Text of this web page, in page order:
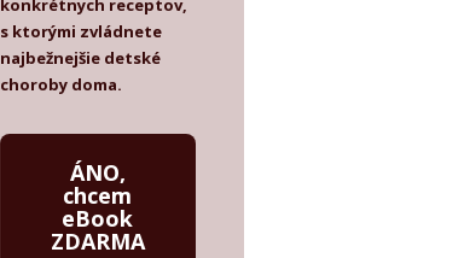
konkrétnych receptov,
s ktorými zvládnete
najbežnejšie detské
choroby doma.
ÁNO,
chcem
eBook
ZDARMA